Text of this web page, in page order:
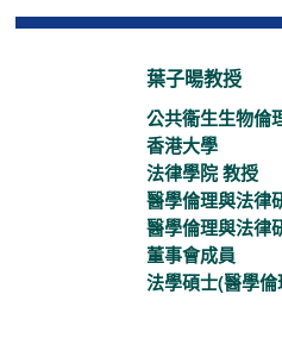
葉子暘教授
公共衞生生物倫
香港大學
法律學院 教授
醫學倫理與法律
醫學倫理與法律
董事會成員